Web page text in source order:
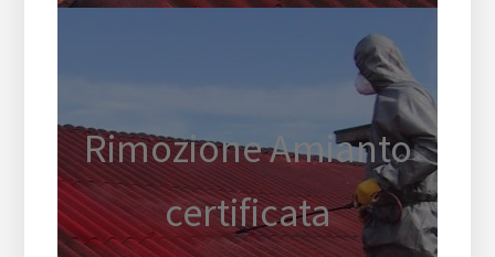
Rimozione Amianto
certificata